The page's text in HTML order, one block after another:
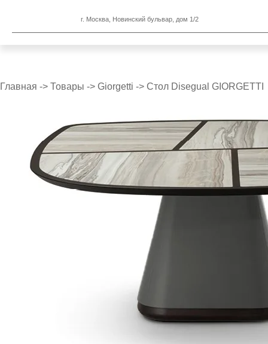
г. Москва, Новинский бульвар, дом 1/2
Главная -> Товары -> Giorgetti -> Стол Disegual GIORGETTI